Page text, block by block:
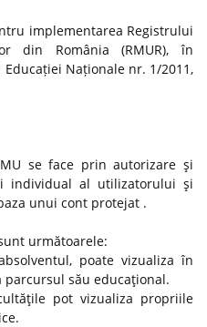
implementarea Registrului
din România (RMUR), în
Naționale nr. 1/2011,
se face prin autorizare şi
individual al utilizatorului şi
unui cont protejat .
următoarele:
poate vizualiza în
său educaţional.
pot vizualiza propriile